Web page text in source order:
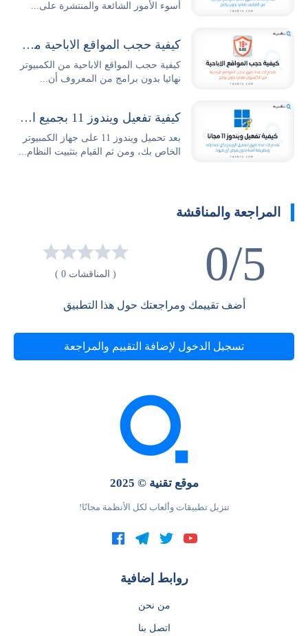
أسوء الأمور الشائعة والمنتشرة على...
كيفية حجب المواقع الاباحية من الكمبيوتر نهائيا بدون برامج
كيفية حجب المواقع الاباحية من الكمبيوتر
نهائيا بدون برامج من المعروف أن...
كيفية تفعيل ويندوز 11 بجميع اصداراته مدى الحياة مجانا
بعد تحميل ويندوز 11 على جهاز الكمبيوتر
الخاص بك، ومن ثم القيام بتثبيت النظام...
المراجعة والمناقشة
0/5 ( المناقشات 0 )
أضف تقييمك ومراجعتك حول هذا التطبيق
تسجيل الدخول لإضافة التقييم والمراجعة
موقع تقنية © 2025
تنزيل تطبيقات وألعاب لكل الأنظمة مجانًا!
روابط إضافية
من نحن
اتصل بنا